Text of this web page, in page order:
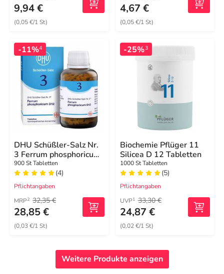
9,94 €
(0,05 €/1 St)
4,67 €
(0,05 €/1 St)
-11%4
DHU Schüßler-Salz Nr.
3 Ferrum phosphoricum
D12 Tabletten
900 St Tabletten
(4)
Pflichtangaben
MRP2 32,35 €
28,85 €
(0,03 €/1 St)
-25%3
Biochemie Pflüger 11
Silicea D 12 Tabletten
1000 St Tabletten
(5)
Pflichtangaben
UVP1 33,30 €
24,87 €
(0,02 €/1 St)
Weitere Produkte anzeigen